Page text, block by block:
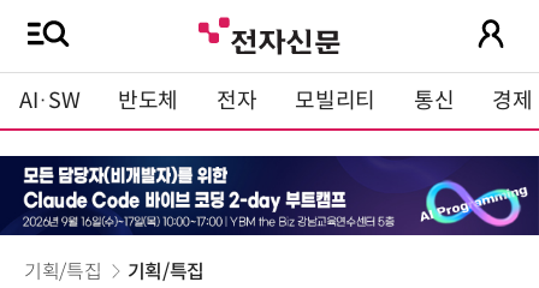
AI·SW 반도체 전자 모빌리티 통신 경제
기획/특집 기획/특집